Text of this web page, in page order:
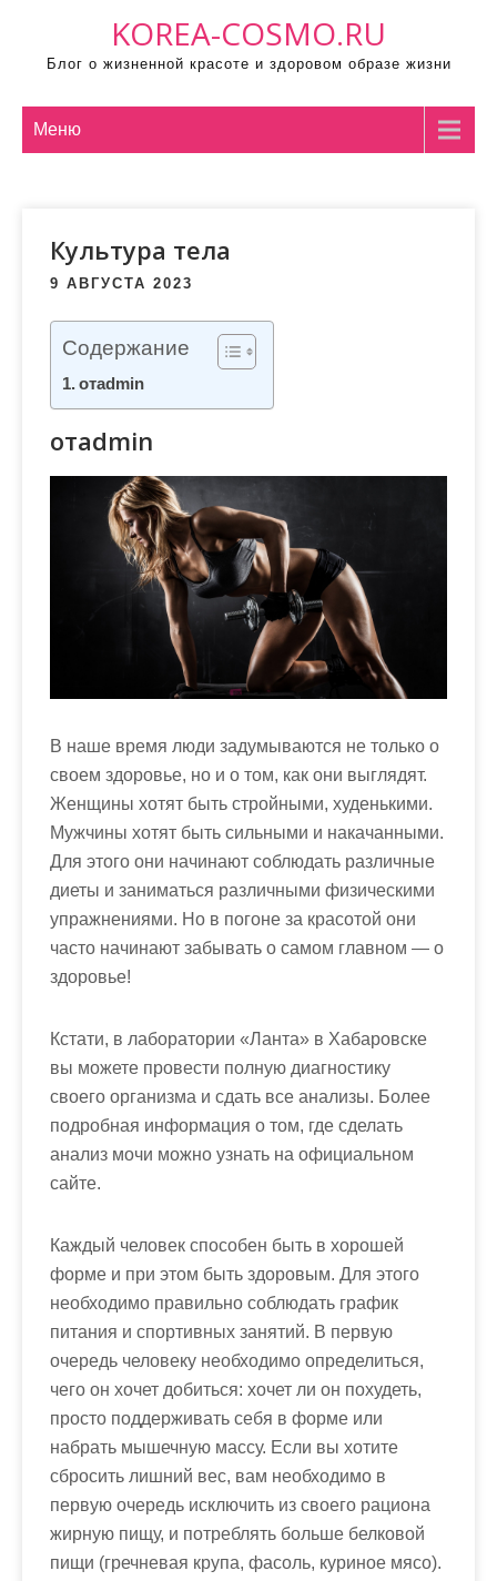
KOREA-COSMO.RU
Блог о жизненной красоте и здоровом образе жизни
Меню
Культура тела
9 АВГУСТА 2023
Содержание
отadmin
отadmin
В наше время люди задумываются не только о
своем здоровье, но и о том, как они выглядят.
Женщины хотят быть стройными, худенькими.
Мужчины хотят быть сильными и накачанными.
Для этого они начинают соблюдать различные
диеты и заниматься различными физическими
упражнениями. Но в погоне за красотой они
часто начинают забывать о самом главном — о
здоровье!
Кстати, в лаборатории «Ланта» в Хабаровске
вы можете провести полную диагностику
своего организма и сдать все анализы. Более
подробная информация о том, где сделать
анализ мочи можно узнать на официальном
сайте.
Каждый человек способен быть в хорошей
форме и при этом быть здоровым. Для этого
необходимо правильно соблюдать график
питания и спортивных занятий. В первую
очередь человеку необходимо определиться,
чего он хочет добиться: хочет ли он похудеть,
просто поддерживать себя в форме или
набрать мышечную массу. Если вы хотите
сбросить лишний вес, вам необходимо в
первую очередь исключить из своего рациона
жирную пищу, и потреблять больше белковой
пищи (гречневая крупа, фасоль, куриное мясо).